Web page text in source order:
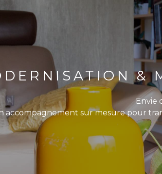
&
Envie
accompagnement sur mesure pour